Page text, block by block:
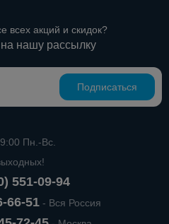
всех акций и скидок?
нашу рассылку
Подписаться
Пн.-Вс.
551-09-94
66-51- Вся Россия